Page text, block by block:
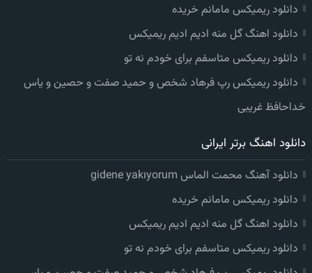
دانلود ریمیکس مامانم خریده
دانلود اهنگ گل منه ادیم ادیم ریمیکس
دانلود ریمیکس متاسفم برای خودم نه تو
دانلود ریمیکس رپ فرهاد شخص و حمید صفت و حصین و یاس
خداحافظ غریبی
دانلود اهنگ برتر ایرانی
دانلود آهنگ محمت الماس gidene yakıyorum
دانلود ریمیکس مامانم خریده
دانلود اهنگ گل منه ادیم ادیم ریمیکس
دانلود ریمیکس متاسفم برای خودم نه تو